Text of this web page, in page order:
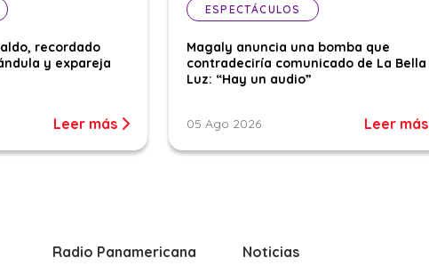
recordado
y expareja
Leer más
ESPECTÁCULOS
Magaly anuncia una bomba que
contradeciría comunicado de La Bella
Luz: “Hay un audio”
05 Ago 2026 Leer más
Radio Panamericana
Noticias